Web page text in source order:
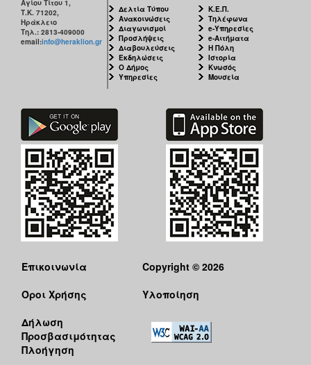
Αγίου Τίτου 1,
Τ.Κ. 71202,
Ηράκλειο
Τηλ.: 2813-409000
email:info@heraklion.gr
Δελτία Τύπου
Ανακοινώσεις
Διαγωνισμοί
Προσλήψεις
Διαβουλεύσεις
Εκδηλώσεις
Ο Δήμος
Υπηρεσίες
Κ.Ε.Π.
Τηλέφωνα
e-Υπηρεσίες
e-Αιτήματα
Η Πόλη
Ιστορία
Κνωσός
Μουσεία
Επικοινωνία
Όροι Χρήσης
Δήλωση
Προσβασιμότητας
Πλοήγηση
Copyright © 2026
Υλοποίηση